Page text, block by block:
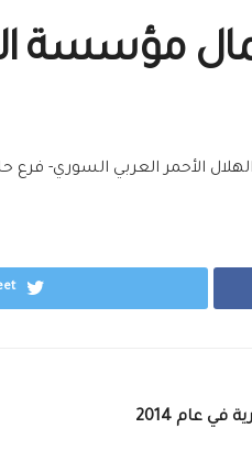
مؤسسة
الأحمر العربي السوري-